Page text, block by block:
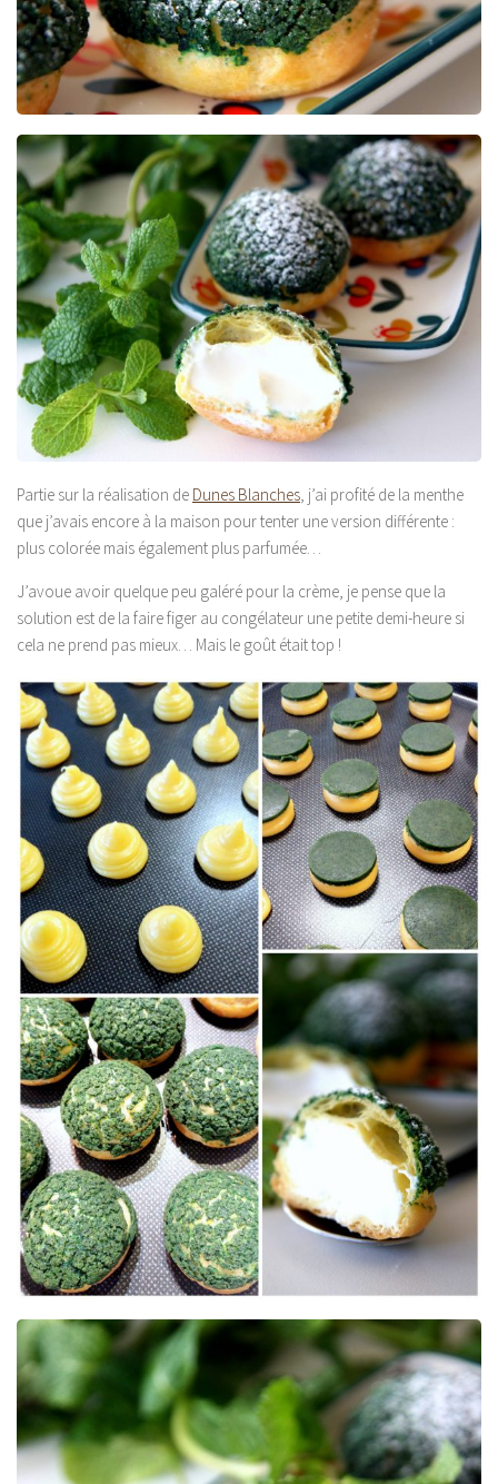
Partie sur la réalisation de Dunes Blanches, j’ai profité de la menthe
que j’avais encore à la maison pour tenter une version différente :
plus colorée mais également plus parfumée…
J’avoue avoir quelque peu galéré pour la crème, je pense que la
solution est de la faire figer au congélateur une petite demi-heure si
cela ne prend pas mieux… Mais le goût était top !